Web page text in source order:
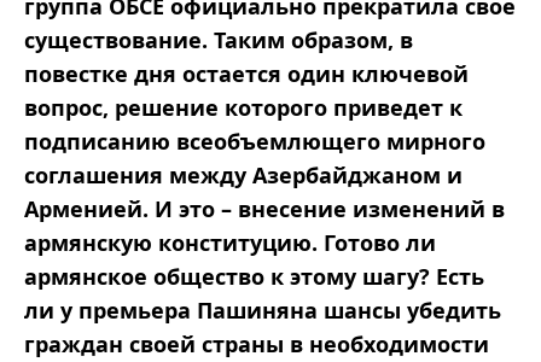
группа ОБСЕ официально прекратила свое
существование. Таким образом, в
повестке дня остается один ключевой
вопрос, решение которого приведет к
подписанию всеобъемлющего мирного
соглашения между Азербайджаном и
Арменией. И это – внесение изменений в
армянскую конституцию. Готово ли
армянское общество к этому шагу? Есть
ли у премьера Пашиняна шансы убедить
граждан своей страны в необходимости